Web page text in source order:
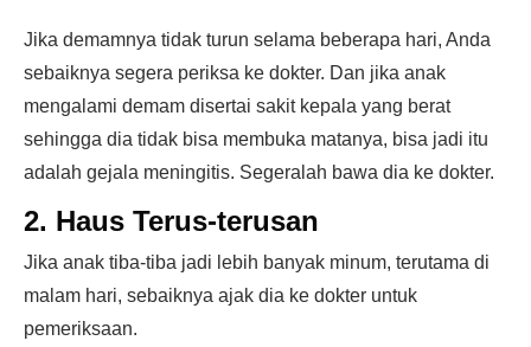
Jika demamnya tidak turun selama beberapa hari, Anda
sebaiknya segera periksa ke dokter. Dan jika anak
mengalami demam disertai sakit kepala yang berat
sehingga dia tidak bisa membuka matanya, bisa jadi itu
adalah gejala meningitis. Segeralah bawa dia ke dokter.
2. Haus Terus-terusan
Jika anak tiba-tiba jadi lebih banyak minum, terutama di
malam hari, sebaiknya ajak dia ke dokter untuk
pemeriksaan.